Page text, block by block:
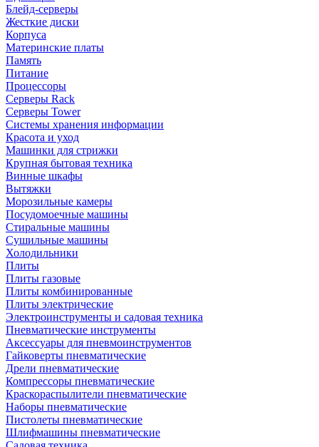
Блейд-серверы
Жесткие диски
Корпуса
Материнские платы
Память
Питание
Процессоры
Серверы Rack
Серверы Tower
Системы хранения информации
Красота и уход
Машинки для стрижки
Крупная бытовая техника
Винные шкафы
Вытяжки
Морозильные камеры
Посудомоечные машины
Стиральные машины
Сушильные машины
Холодильники
Плиты
Плиты газовые
Плиты комбинированные
Плиты электрические
Электроинструменты и садовая техника
Пневматические инструменты
Аксессуары для пневмоинструментов
Гайковерты пневматические
Дрели пневматические
Компрессоры пневматические
Краскораспылители пневматические
Наборы пневматические
Пистолеты пневматические
Шлифмашины пневматические